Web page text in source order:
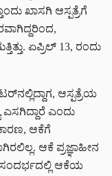
ಖಾಸಗಿ ಆಸ್ಪತ್ರೆಗೆ
ಏಪ್ರಿಲ್ 13, ರಂದು
ಆಸ್ಪತ್ರೆಯ
ಎಂದು
ಆಕೆಗೆ
ಆಕೆ ಪ್ರಜ್ಞಾಹೀನ
ಆಕೆಯ